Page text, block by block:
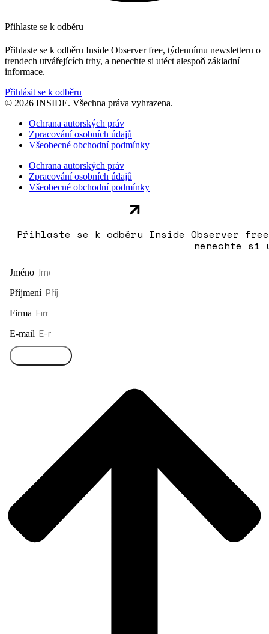
Přihlaste se k odběru
Přihlaste se k odběru Inside Observer free, týdennímu newsletteru o
trendech utvářejících trhy, a nenechte si utéct alespoň základní
informace.
Přihlásit se k odběru
© 2026 INSIDE. Všechna práva vyhrazena.
Ochrana autorských práv
Zpracování osobních údajů
Všeobecné obchodní podmínky
Ochrana autorských práv
Zpracování osobních údajů
Všeobecné obchodní podmínky
Přihlaste se k odběru Inside Observer
nenechte si
Jméno
Příjmení
Firma
E-mail